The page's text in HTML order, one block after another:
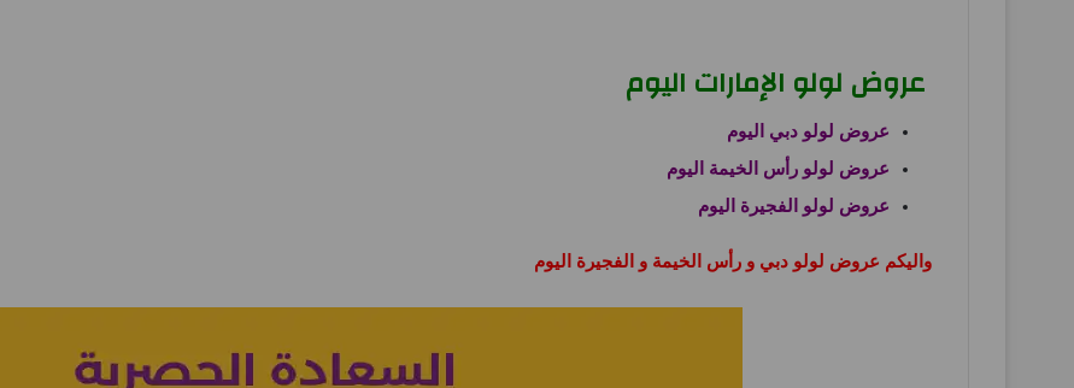
عروض لولو الإمارات اليوم
عروض لولو دبي اليوم
عروض لولو رأس الخيمة اليوم
عروض لولو الفجيرة اليوم
واليكم عروض لولو دبي و رأس الخيمة و الفجيرة اليوم